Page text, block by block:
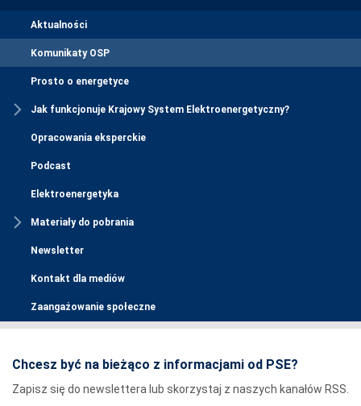
Aktualności
Komunikaty OSP
Prosto o energetyce
Jak funkcjonuje Krajowy System Elektroenergetyczny?
Opracowania eksperckie
Podcast
Elektroenergetyka
Materiały do pobrania
Newsletter
Kontakt dla mediów
Zaangażowanie społeczne
Chcesz być na bieżąco z informacjami od PSE?
Zapisz się do newslettera lub skorzystaj z naszych kanałów RSS.